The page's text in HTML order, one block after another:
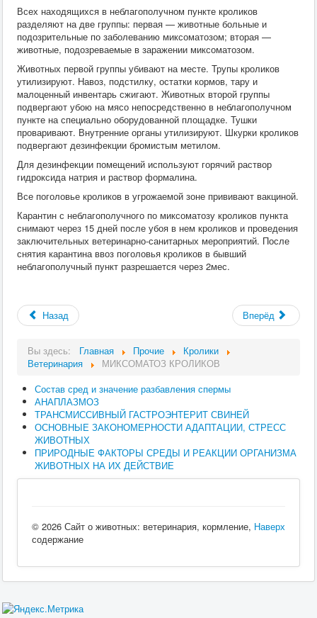
Всех находящихся в неблагополучном пункте кроликов
разделяют на две группы: первая — животные больные и
подозрительные по заболеванию миксоматозом; вторая —
животные, подозреваемые в заражении миксоматозом.
Животных первой группы убивают на месте. Трупы кроликов
утилизируют. Навоз, подстилку, остатки кормов, тару и
малоценный инвентарь сжигают. Животных второй группы
подвергают убою на мясо непосредственно в неблагополучном
пункте на специально оборудованной площадке. Тушки
проваривают. Внутренние органы утилизируют. Шкурки кроликов
подвергают дезинфекции бромистым метилом.
Для дезинфекции помещений используют горячий раствор
гидроксида натрия и раствор формалина.
Все поголовье кроликов в угрожаемой зоне прививают вакциной.
Карантин с неблагополучного по миксоматозу кроликов пункта
снимают через 15 дней после убоя в нем кроликов и проведения
заключительных ветеринарно-санитарных мероприятий. После
снятия карантина ввоз поголовья кроликов в бывший
неблагополучный пункт разрешается через 2мес.
Назад Вперёд
Вы здесь: Главная Прочие
Кролики
Ветеринария
МИКСОМАТОЗ КРОЛИКОВ
Состав сред и значение разбавления спермы
АНАПЛАЗМОЗ
ТРАНСМИССИВНЫЙ ГАСТРОЭНТЕРИТ СВИНЕЙ
ОСНОВНЫЕ ЗАКОНОМЕРНОСТИ АДАПТАЦИИ, СТРЕСС
ЖИВОТНЫХ
ПРИРОДНЫЕ ФАКТОРЫ СРЕДЫ И РЕАКЦИИ ОРГАНИЗМА
ЖИВОТНЫХ НА ИХ ДЕЙСТВИЕ
Наверх
© 2026 Сайт о животных: ветеринария, кормление,
содержание